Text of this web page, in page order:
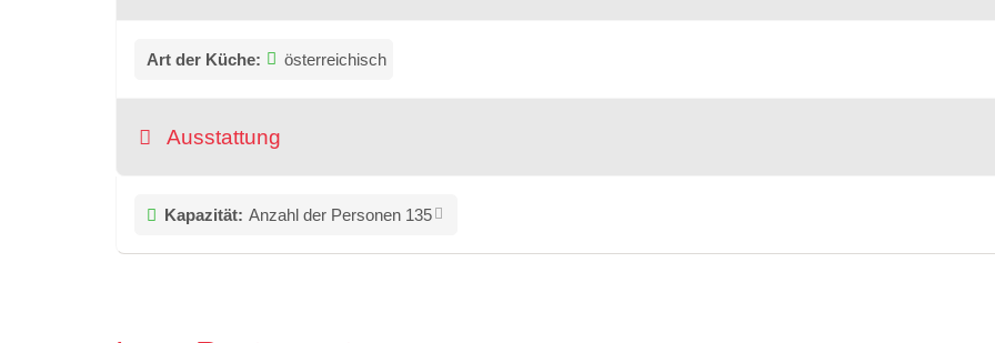
Art der Küche: österreichisch
Ausstattung
Kapazität: Anzahl der Personen 135